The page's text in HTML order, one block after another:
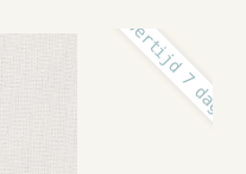
levertijd 7 dagen